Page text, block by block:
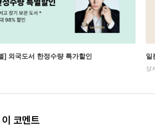
] 외국도서 한정수량 특가할인 일
상
코멘트